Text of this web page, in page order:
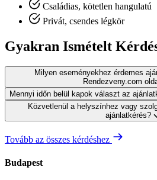
Családias, kötetlen hangulatú
Privát, csendes légkör
Gyakran Ismételt
Milyen eseményekhez érdemes
Rendezveny.com
Mennyi időn belül kapok választ az
Közvetlenül a helyszínhez vagy
ajánlatkérés?
Tovább az összes kérdéshez
Budapest